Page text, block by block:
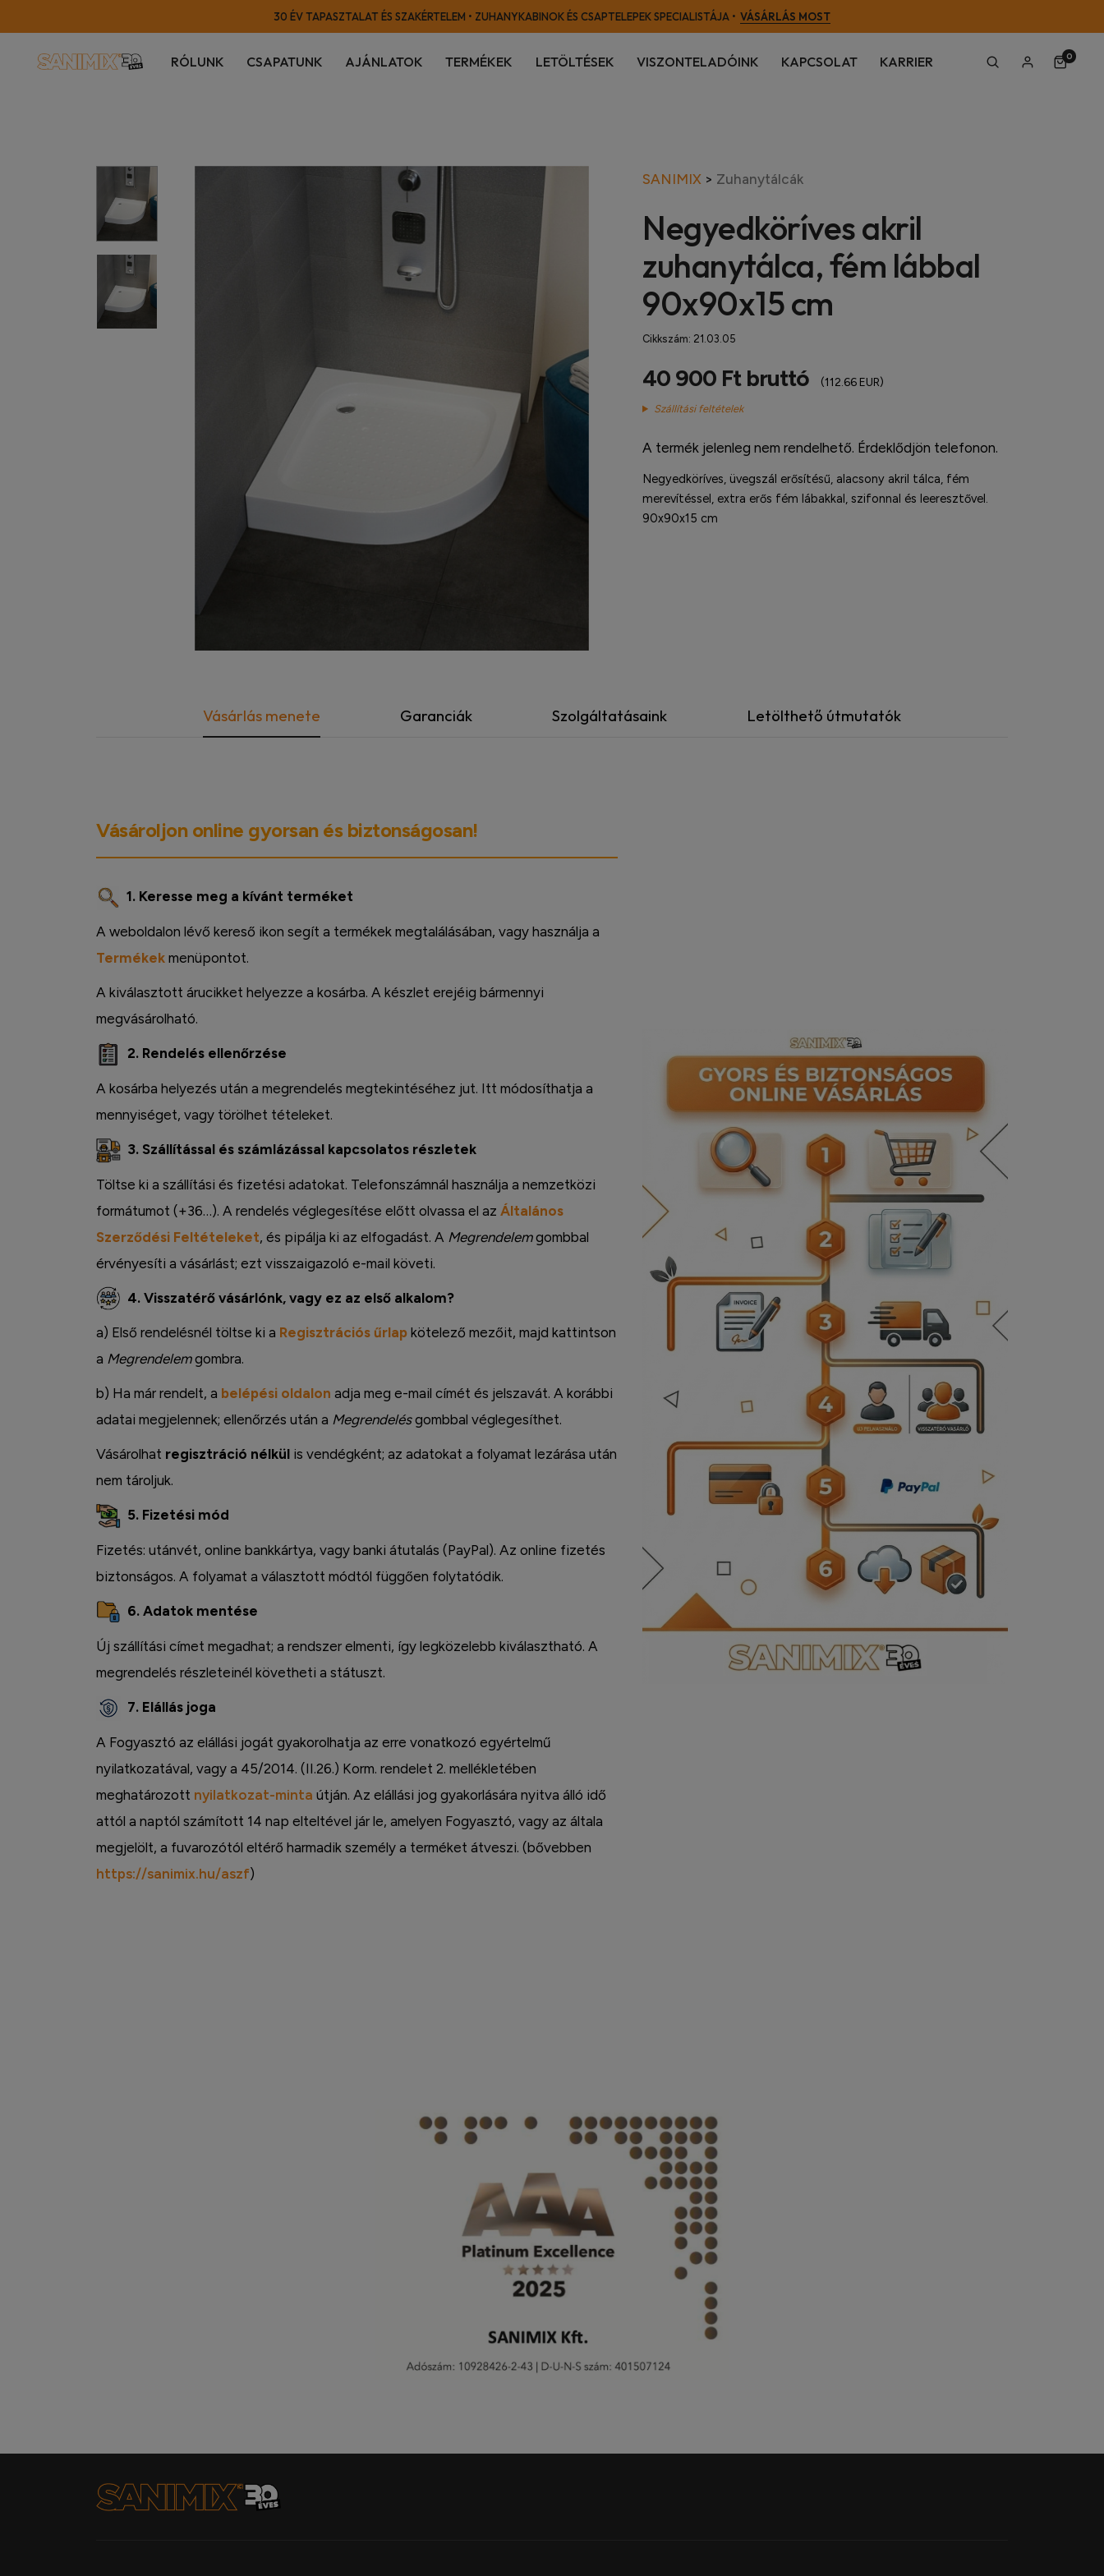
30 ÉV TAPASZTALAT ÉS SZAKÉRTELEM • ZUHANYKABINOK ÉS CSAPTELEPEK SPECIALISTÁJA • VÁSÁRLÁS MOST
RÓLUNK CSAPATUNK AJÁNLATOK TERMÉKEK LETÖLTÉSEK VISZONTELADÓINK KAPCSOLAT KARRIER 0
SANIMIX > Zuhanytálcák
Negyedköríves akril
zuhanytálca, fém lábbal
90x90x15 cm
Cikkszám: 21.03.05
40 900 Ft bruttó (112.66 EUR)
Szállítási feltételek
A termék jelenleg nem rendelhető. Érdeklődjön telefonon.
Negyedköríves, üvegszál erősítésű, alacsony akril tálca, fém
merevítéssel, extra erős fém lábakkal, szifonnal és leeresztővel.
90x90x15 cm
Vásárlás menete Garanciák Szolgáltatásaink Letölthető útmutatók
Vásároljon online gyorsan és biztonságosan!
1. Keresse meg a kívánt terméket
A weboldalon lévő kereső ikon segít a termékek megtalálásában, vagy használja a
Termékek menüpontot.
A kiválasztott árucikket helyezze a kosárba. A készlet erejéig bármennyi
megvásárolható.
2. Rendelés ellenőrzése
A kosárba helyezés után a megrendelés megtekintéséhez jut. Itt módosíthatja a
mennyiséget, vagy törölhet tételeket.
3. Szállítással és számlázással kapcsolatos részletek
Töltse ki a szállítási és fizetési adatokat. Telefonszámnál használja a nemzetközi
formátumot (+36…). A rendelés véglegesítése előtt olvassa el az Általános
Szerződési Feltételeket, és pipálja ki az elfogadást. A Megrendelemgombbal
érvényesíti a vásárlást; ezt visszaigazoló e-mail követi.
4. Visszatérő vásárlónk, vagy ez az első alkalom?
a) Első rendelésnél töltse ki a Regisztrációs űrlap kötelező mezőit, majd kattintson
a Megrendelemgombra.
b) Ha már rendelt, a belépési oldalon adja meg e-mail címét és jelszavát. A korábbi
adatai megjelennek; ellenőrzés után a Megrendelésgombbal véglegesíthet.
Vásárolhat regisztráció nélkül is vendégként; az adatokat a folyamat lezárása után
nem tároljuk.
5. Fizetési mód
Fizetés: utánvét, online bankkártya, vagy banki átutalás (PayPal). Az online fizetés
biztonságos. A folyamat a választott módtól függően folytatódik.
6. Adatok mentése
Új szállítási címet megadhat; a rendszer elmenti, így legközelebb kiválasztható. A
megrendelés részleteinél követheti a státuszt.
7. Elállás joga
A Fogyasztó az elállási jogát gyakorolhatja az erre vonatkozó egyértelmű
nyilatkozatával, vagy a 45/2014. (II.26.) Korm. rendelet 2. mellékletében
meghatározott nyilatkozat-minta útján. Az elállási jog gyakorlására nyitva álló idő
attól a naptól számított 14 nap elteltével jár le, amelyen Fogyasztó, vagy az általa
megjelölt, a fuvarozótól eltérő harmadik személy a terméket átveszi. (bővebben
https://sanimix.hu/aszf)